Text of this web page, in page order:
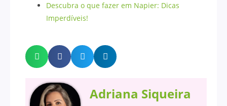
Descubra o que fazer em Napier: Dicas
Imperdíveis!
Adriana Siqueira